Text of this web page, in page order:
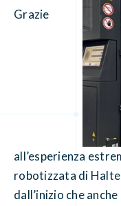
Grazie
all’esperienza
robotizzata di
dall’inizio che